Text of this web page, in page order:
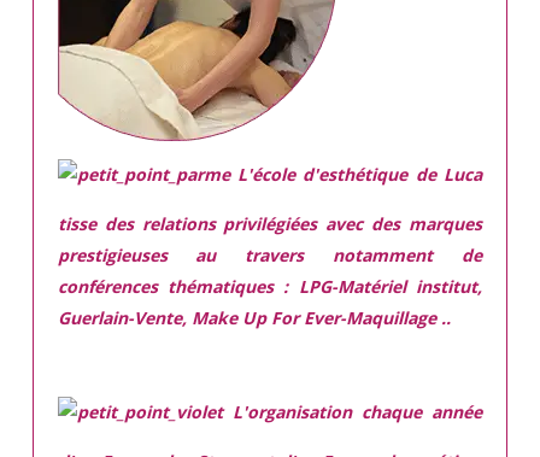
L'école d'esthétique de Luca
tisse des relations privilégiées avec des marques
prestigieuses au travers notamment de
conférences thématiques : LPG-Matériel institut,
Guerlain-Vente, Make Up For Ever-Maquillage ..
L'organisation chaque année